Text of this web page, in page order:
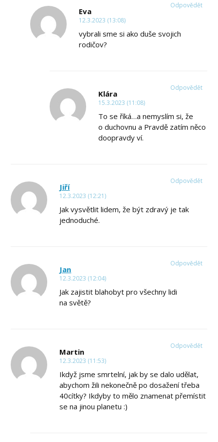
Eva
12.3.2023 (13:08)
vybrali sme si ako duše svojich
rodičov?
Odpovědět
Klára
15.3.2023 (11:08)
To se říká…a nemyslím si, že
o duchovnu a Pravdě zatím něco
doopravdy ví.
Odpovědět
Jiří
12.3.2023 (12:21)
Jak vysvětlit lidem, že být zdravý je tak
jednoduché.
Odpovědět
Jan
12.3.2023 (12:04)
Jak zajistit blahobyt pro všechny lidi
na světě?
Odpovědět
Martin
12.3.2023 (11:53)
Ikdyž jsme smrtelní, jak by se dalo udělat,
abychom žili nekonečně po dosažení třeba
40cítky? Ikdyby to mělo znamenat přemístit
se na jinou planetu :)
Odpovědět